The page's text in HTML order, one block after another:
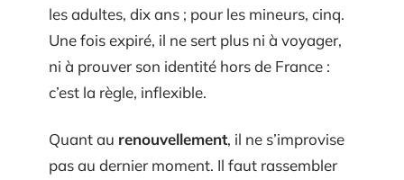
les adultes, dix ans ; pour les mineurs, cinq.
Une fois expiré, il ne sert plus ni à voyager,
ni à prouver son identité hors de France :
c’est la règle, inflexible.
Quant au renouvellement, il ne s’improvise
pas au dernier moment. Il faut rassembler